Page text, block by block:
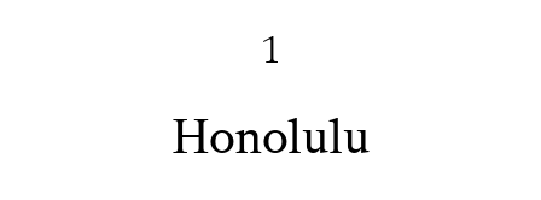
1
Honolulu